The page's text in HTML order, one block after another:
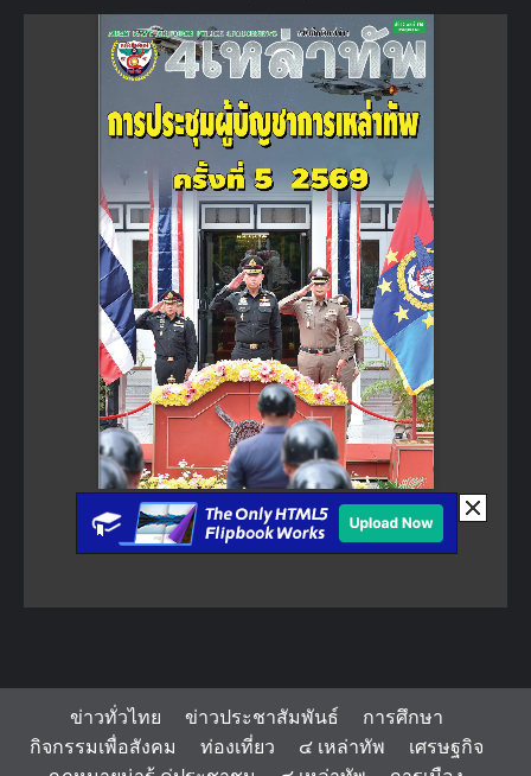
ข่าวทั่วไทย ข่าวประชาสัมพันธ์
การศึกษา
กิจกรรมเพื่อสังคม
ท่องเที่ยว ๔ เหล่าทัพ
เศรษฐกิจ